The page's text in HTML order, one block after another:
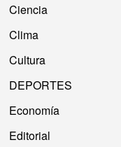
Ciencia
Clima
Cultura
DEPORTES
Economía
Editorial